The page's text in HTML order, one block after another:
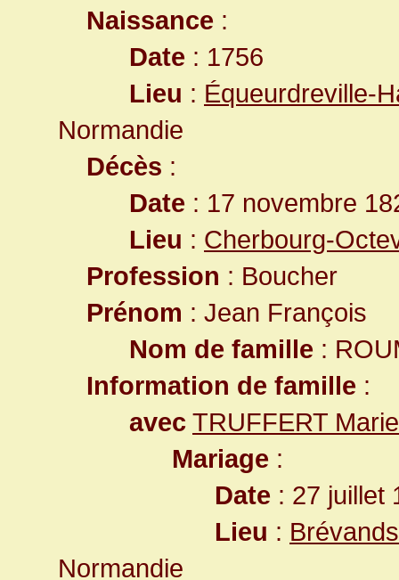
Naissance :
Date : 1756
Lieu : Équeurdreville-
Normandie
Décès :
Date : 17 novembre
Lieu : Cherbourg-
Profession : Boucher
Prénom : Jean François
Nom de famille :
Information de famille :
avec TRUFFERT
Mariage :
Date : 27 juillet
Lieu :
Normandie